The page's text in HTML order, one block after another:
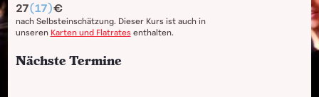
nach Selbsteinschätzung. Dieser Kurs ist auch in
unseren Karten und Flatrates enthalten.
27(17)
Nächste Termine